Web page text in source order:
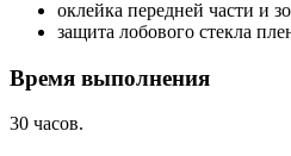
оклейка передней части и
защита лобового стекла
Время выполнения
30 часов.